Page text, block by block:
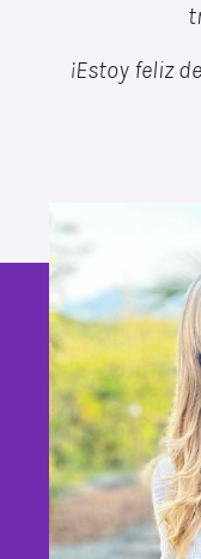
¡Estoy feliz